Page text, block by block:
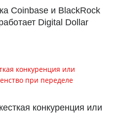
Coinbase и BlackRock
Digital Dollar
конкуренция или